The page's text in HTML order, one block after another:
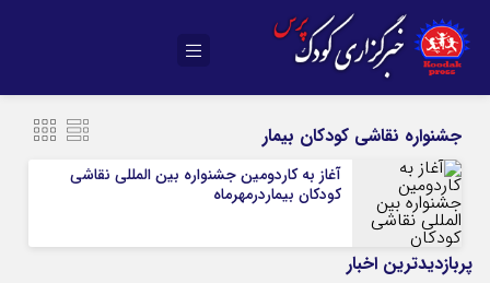
جشنواره نقاشی کودکان بیمار
آغاز به کاردومین جشنواره بین المللی نقاشی
کودکان بیماردرمهرماه
پربازدیدترین اخبار